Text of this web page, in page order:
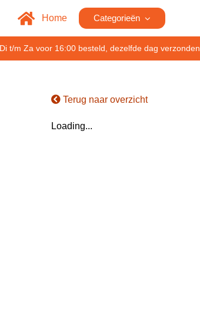
Home Categorieën
t/m Za voor 16:00 besteld, dezelfde dag verzonden
Terug naar overzicht
Loading...